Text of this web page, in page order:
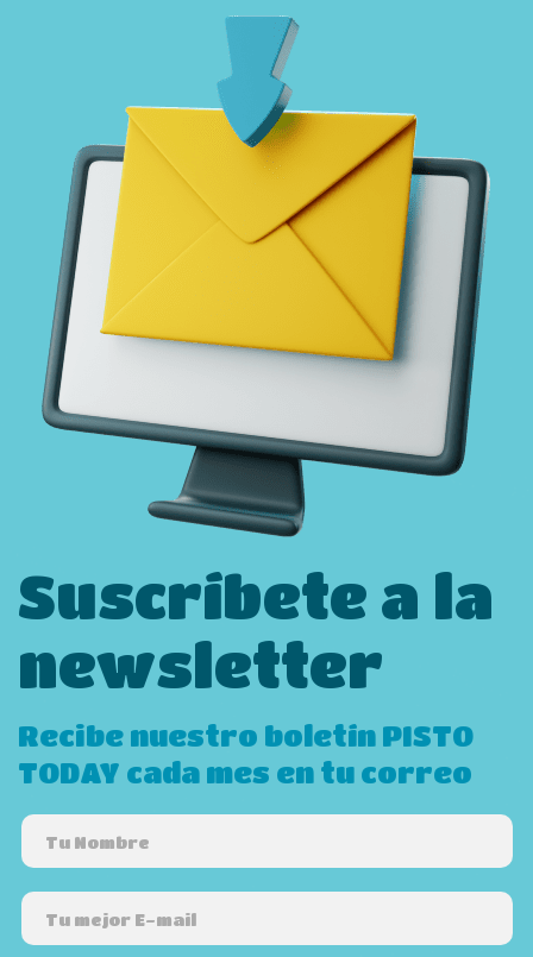
Suscríbete a la
newsletter
Recibe nuestro boletín PISTO
TODAY cada mes en tu correo